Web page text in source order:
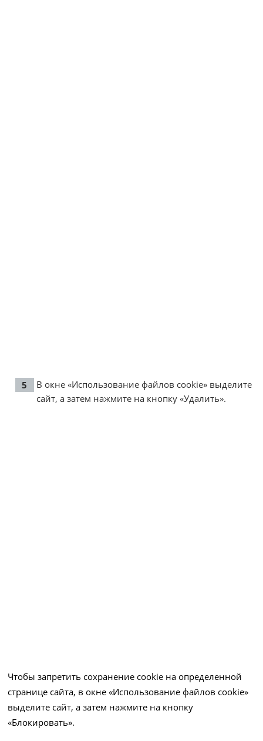
В окне «Использование файлов cookie» выделите
сайт, а затем нажмите на кнопку «Удалить».
Чтобы запретить сохранение cookie на определенной
странице сайта, в окне «Использование файлов cookie»
выделите сайт, а затем нажмите на кнопку
«Блокировать».